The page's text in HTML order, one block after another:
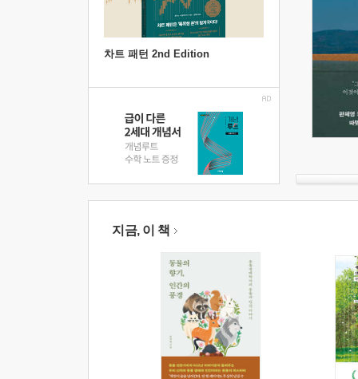
차트 패턴 2nd Edition
지금, 이 책